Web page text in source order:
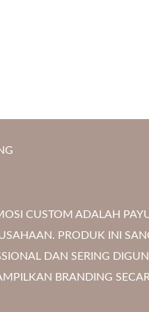
CUSTOM ADALAH
PRODUK INI
DAN SERING
BRANDING